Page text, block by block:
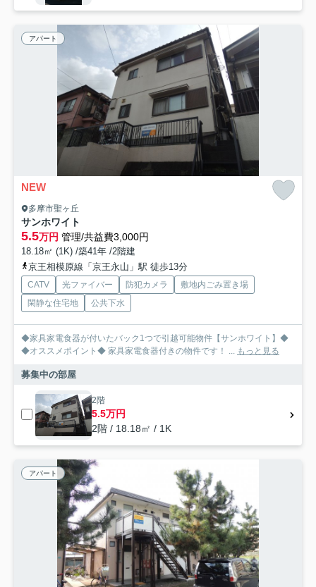
アパート
NEW
多摩市聖ヶ丘
サンホワイト
5.5万円 管理/共益費3,000円
18.18㎡ (1K) /築41年 /2階建
京王相模原線「京王永山」駅 徒歩13分
CATV 光ファイバー 防犯カメラ
敷地内ごみ置き場
閑静な住宅地
公共下水
◆家具家電食器が付いたバック1つで引越可能物件【サンホワイト】◆
◆オススメポイント◆ 家具家電食器付きの物件です！ ...
もっと見る
募集中の部屋
2階
5.5万円
2階 / 18.18㎡ / 1K
アパート